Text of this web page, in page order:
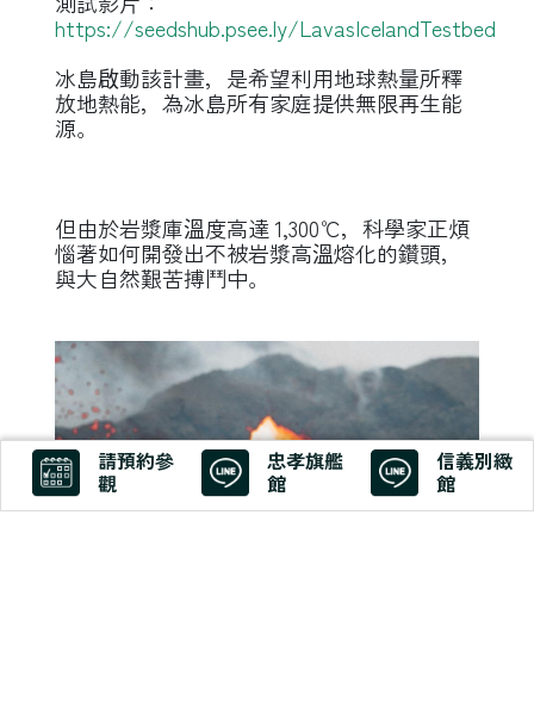
https://seedshub.psee.ly/LavasIcelandTestbed
冰島啟動該計畫，是希望利用地球熱量所釋
放地熱能，為冰島所有家庭提供無限再生能
源。
但由於岩漿庫溫度高達 1,300℃，科學家正煩
惱著如何開發出不被岩漿高溫熔化的鑽頭，
與大自然艱苦搏鬥中。
請預約參
觀
忠孝旗艦
館
信義別緻
館